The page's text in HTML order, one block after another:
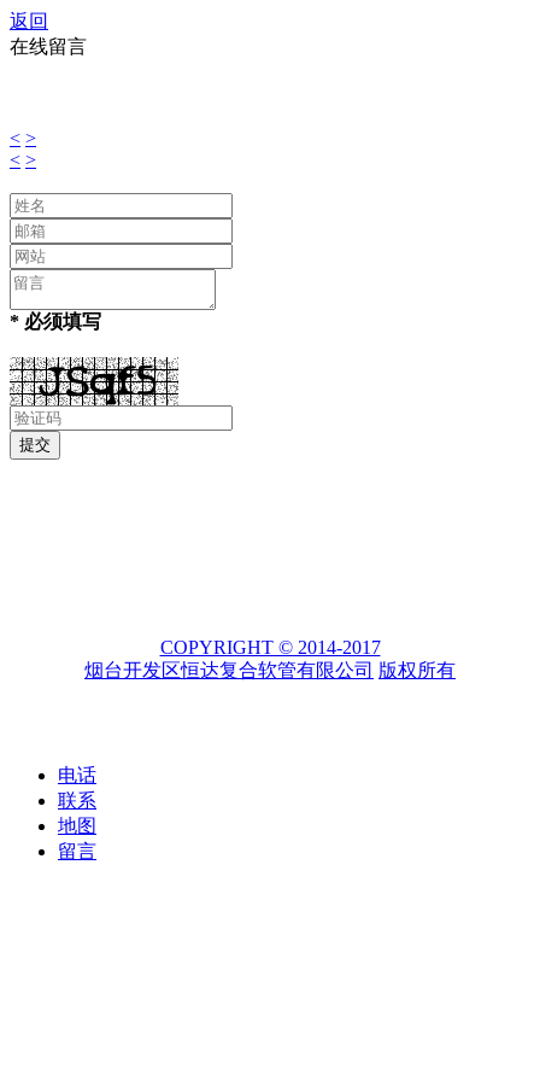
返回
在线留言
< >
< >
* 必须填写
COPYRIGHT © 2014-2017
烟台开发区恒达复合软管有限公司 版权所有
电话
联系
地图
留言